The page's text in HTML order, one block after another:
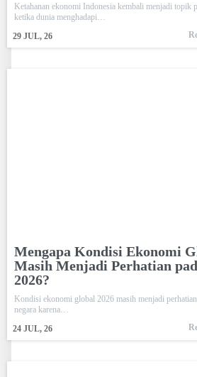
29 JUL, 26
Ketahanan ekonomi Indonesia kembali menjadi topik
ketika dunia menghadapi…
Mengapa Kondisi Ekonomi
Masih Menjadi Perhatian
2026?
24 JUL, 26
Kondisi ekonomi global 2026 masih menjadi
negara karena…